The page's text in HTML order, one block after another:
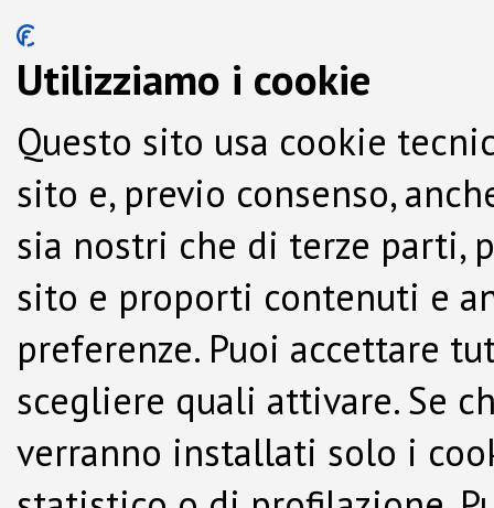
Utilizziamo i cookie
Questo sito usa cookie
sito e, previo consenso,
sia nostri che di terze parti,
sito e proporti contenuti e
preferenze. Puoi accettare
scegliere quali attivare. Se
verranno installati solo i